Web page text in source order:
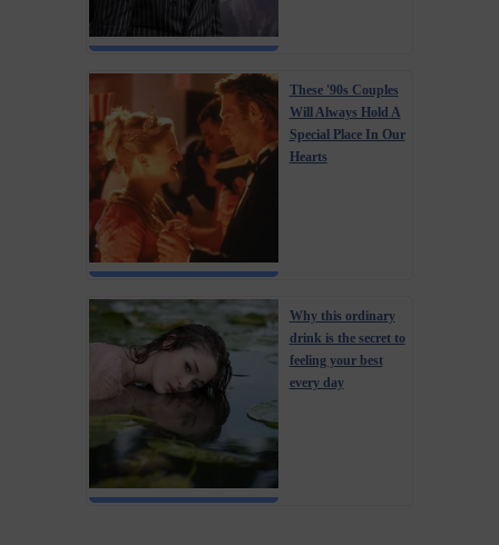
These '90s Couples
Will Always Hold A
Special Place In Our
Hearts
Why this ordinary
drink is the secret to
feeling your best
every day